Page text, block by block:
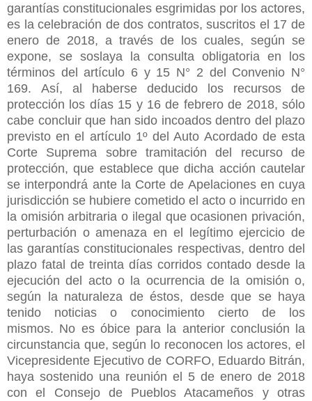
garantías constitucionales esgrimidas por los actores,
es la celebración de dos contratos, suscritos el 17 de
enero de 2018, a través de los cuales, según se
expone, se soslaya la consulta obligatoria en los
términos del artículo 6 y 15 N° 2 del Convenio N°
169. Así, al haberse deducido los recursos de
protección los días 15 y 16 de febrero de 2018, sólo
cabe concluir que han sido incoados dentro del plazo
previsto en el artículo 1º del Auto Acordado de esta
Corte Suprema sobre tramitación del recurso de
protección, que establece que dicha acción cautelar
se interpondrá ante la Corte de Apelaciones en cuya
jurisdicción se hubiere cometido el acto o incurrido en
la omisión arbitraria o ilegal que ocasionen privación,
perturbación o amenaza en el legítimo ejercicio de
las garantías constitucionales respectivas, dentro del
plazo fatal de treinta días corridos contado desde la
ejecución del acto o la ocurrencia de la omisión o,
según la naturaleza de éstos, desde que se haya
tenido noticias o conocimiento cierto de los
mismos. No es óbice para la anterior conclusión la
circunstancia que, según lo reconocen los actores, el
Vicepresidente Ejecutivo de CORFO, Eduardo Bitrán,
haya sostenido una reunión el 5 de enero de 2018
con el Consejo de Pueblos Atacameños y otras